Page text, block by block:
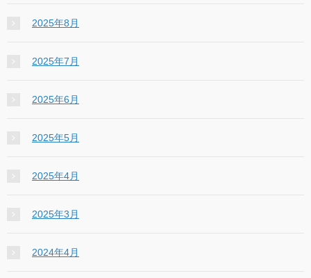
2025年8月
2025年7月
2025年6月
2025年5月
2025年4月
2025年3月
2024年4月